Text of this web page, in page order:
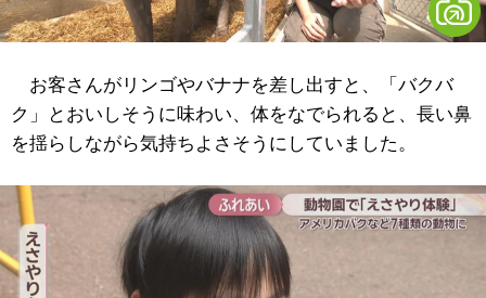
お客さんがリンゴやバナナを差し出すと、「バクバ
ク」とおいしそうに味わい、体をなでられると、長い鼻
を揺らしながら気持ちよさそうにしていました。